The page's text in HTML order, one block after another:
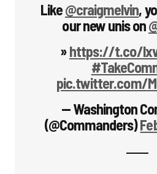
Like@craigmelvin,
our new unis on
»https://t.co/
pic.twitter.com/
— Washington
(@Commanders)